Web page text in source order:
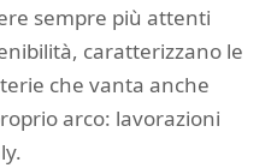
sempre più attenti
caratterizzano le
che vanta anche
arco: lavorazioni